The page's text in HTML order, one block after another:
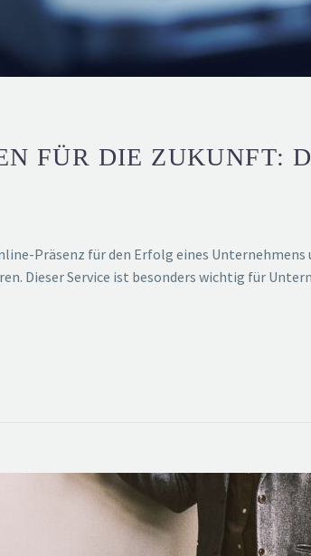
FÜR DIE ZUKUNFT:
Präsenz für den Erfolg eines
Dieser Service ist besonders wichtig für